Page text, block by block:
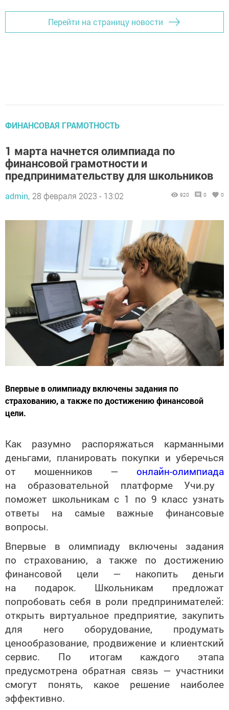
Перейти на страницу новости
ФИНАНСОВАЯ ГРАМОТНОСТЬ
1 марта начнется олимпиада по
финансовой грамотности и
предпринимательству для школьников
admin, 28 февраля 2023 - 13:02 920 0 0
Впервые в олимпиаду включены задания по
страхованию, а также по достижению финансовой
цели.
Как разумно распоряжаться карманными
деньгами, планировать покупки и уберечься
от мошенников — онлайн-олимпиада
на образовательной платформе Учи.ру
поможет школьникам с 1 по 9 класс узнать
ответы на самые важные финансовые
вопросы.
Впервые в олимпиаду включены задания
по страхованию, а также по достижению
финансовой цели — накопить деньги
на подарок. Школьникам предложат
попробовать себя в роли предпринимателей:
открыть виртуальное предприятие, закупить
для него оборудование, продумать
ценообразование, продвижение и клиентский
сервис. По итогам каждого этапа
предусмотрена обратная связь — участники
смогут понять, какое решение наиболее
эффективно.